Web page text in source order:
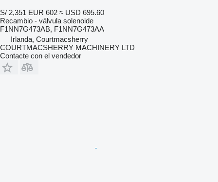
S/ 2,351 EUR 602 ≈ USD 695.60
Recambio - válvula solenoide
F1NN7G473AB, F1NN7G473AA
Irlanda, Courtmacsherry
COURTMACSHERRY MACHINERY LTD
Contacte con el vendedor